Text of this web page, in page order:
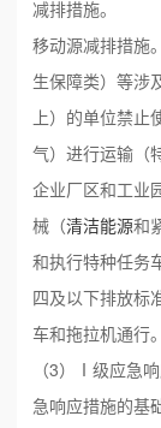
减排措施。
移动源减排措施
生保障类）等涉
上）的单位禁
气）进行运输（
企业厂区和工业
械（清洁能源和
和执行特种任务
四及以下排放标
车和拖拉机通行。
（3）Ⅰ级应急
急响应措施的基